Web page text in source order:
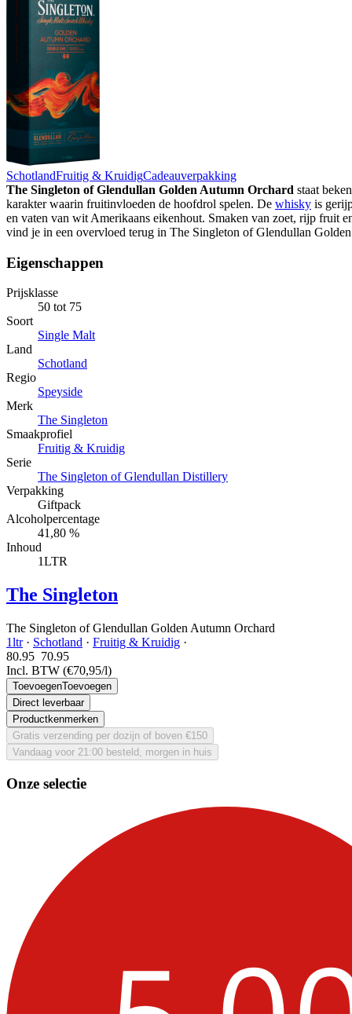
SchotlandFruitig & KruidigCadeauverpakking
The Singleton of Glendullan Golden Autumn Orchard staat
karakter waarin fruitinvloeden de hoofdrol spelen. De whisky is
en vaten van wit Amerikaans eikenhout. Smaken van zoet, rijp fruit
vind je in een overvloed terug in The Singleton of Glendullan
Eigenschappen
Prijsklasse
50 tot 75
Soort
Single Malt
Land
Schotland
Regio
Speyside
Merk
The Singleton
Smaakprofiel
Fruitig & Kruidig
Serie
The Singleton of Glendullan Distillery
Verpakking
Giftpack
Alcoholpercentage
41,80 %
Inhoud
1LTR
The Singleton
The Singleton of Glendullan Golden Autumn Orchard
1ltr· Schotland · Fruitig & Kruidig ·
80.95 70.95
Incl. BTW (€70,95/l)
ToevoegenToevoegen
Direct leverbaar
Productkenmerken
Gratis verzending per dozijn of boven €150
Vandaag voor 21:00 besteld, morgen in huis
Onze selectie